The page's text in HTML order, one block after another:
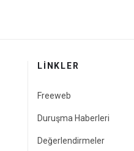
LINKLER
Freeweb
Duruşma Haberleri
Değerlendirmeler